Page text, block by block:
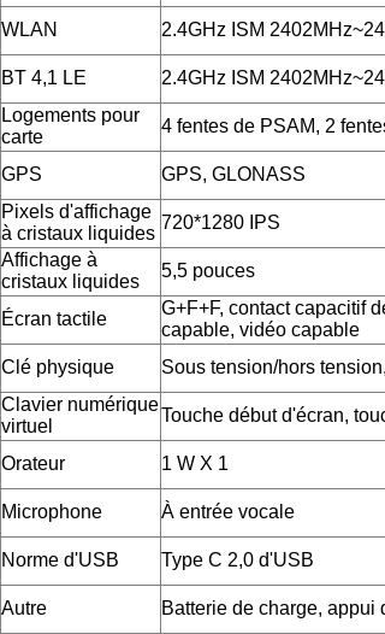
WLAN 2.4GHz ISM
BT 4,1 LE 2.4GHz ISM
Logements pour
carte
4 fentes de PSAM, 2
GPS GPS, GLONASS
Pixels d'affichage
à cristaux liquides
720*1280 IPS
Affichage à
cristaux liquides
5,5 pouces
Écran tactile
G+F+F, contact capacitif
capable, vidéo capable
Clé physique
Sous tension/hors
Clavier numérique
virtuel
Touche début d'écran,
Orateur 1 W X 1
Microphone À entrée vocale
Norme d'USB Type C 2,0 d'USB
Autre Batterie de charge, appui